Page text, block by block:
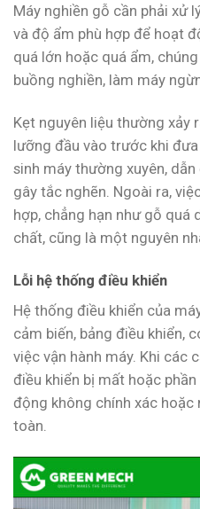
Máy nghiền gỗ cần phải xử
và độ ẩm phù hợp để hoạt
quá lớn hoặc quá ẩm,
buồng nghiền, làm máy
Kẹt nguyên liệu thường xảy
lưỡng đầu vào trước khi
sinh máy thường xuyên,
gây tắc nghẽn. Ngoài ra,
hợp, chẳng hạn như gỗ quá
chất, cũng là một nguyên
Lỗi hệ thống điều khiển
Hệ thống điều khiển của
cảm biến, bảng điều khiển,
việc vận hành máy. Khi các
điều khiển bị mất hoặc
động không chính xác
toàn.